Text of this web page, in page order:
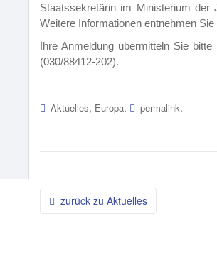
Staatssekretärin im Ministerium der
Weitere Informationen entnehmen Sie
Ihre Anmeldung übermitteln Sie
(030/88412-202).
Aktuelles, Europa. permalink.
Beitragsnavigation
zurück zu Aktuelles